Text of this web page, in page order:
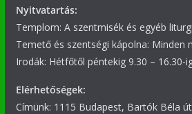
Nyitvatartás:
Templom: A szentmisék és egyéb
Temető és szentségi kápolna: Minden
Irodák: Hétfőtől péntekig 9.30 – 16.30-
Elérhetőségek:
Címünk: 1115 Budapest, Bartók Béla